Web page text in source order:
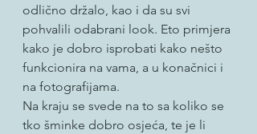
odlično držalo, kao i da su svi
pohvalili odabrani look. Eto primjera
kako je dobro isprobati kako nešto
funkcionira na vama, a u konačnici i
na fotografijama.
Na kraju se svede na to sa koliko se
tko šminke dobro osjeća, te je li